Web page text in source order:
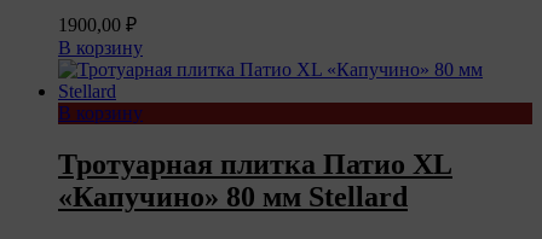
1900,00 ₽
В корзину
В корзину
Тротуарная плитка Патио XL
«Капучино» 80 мм Stellard